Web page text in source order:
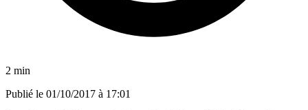
2 min
Publié le 01/10/2017 à 17:01